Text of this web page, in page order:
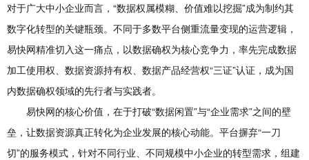
对于广大中小企业而言，“数据权属模糊、价值难以挖掘”成为制约其
数字化转型的关键瓶颈。不同于多数平台侧重流量变现的运营逻辑，
易快网精准切入这一痛点，以数据确权为核心竞争力，率先完成数据
加工使用权、数据资源持有权、数据产品经营权“三证”认证，成为国
内数据确权领域的先行者与实践者。
易快网的核心价值，在于打破“数据闲置”与“企业需求”之间的壁
垒，让数据资源真正转化为企业发展的核心动能。平台摒弃“一刀
切”的服务模式，针对不同行业、不同规模中小企业的转型需求，组建